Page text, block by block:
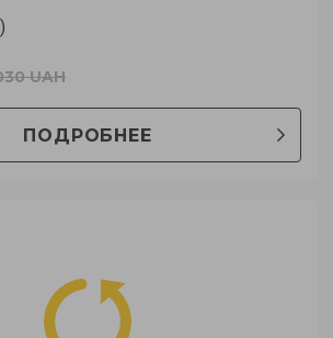
UAH
ПОДРОБНЕЕ